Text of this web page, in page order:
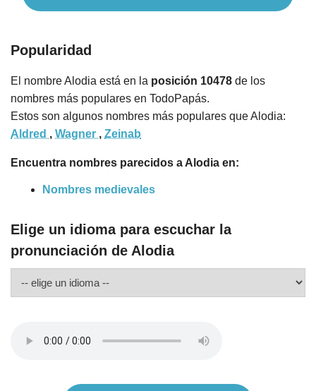
Popularidad
El nombre Alodia está en la posición 10478 de los
nombres más populares en TodoPapás.
Estos son algunos nombres más populares que Alodia:
Aldred , Wagner , Zeinab
Encuentra nombres parecidos a Alodia en:
Nombres medievales
Elige un idioma para escuchar la
pronunciación de Alodia